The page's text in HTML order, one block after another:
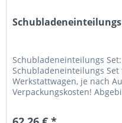
Schubladeneinteilungs
Schubladeneinteilungs
Werkstattwagen, je nach
Verpackungskosten!